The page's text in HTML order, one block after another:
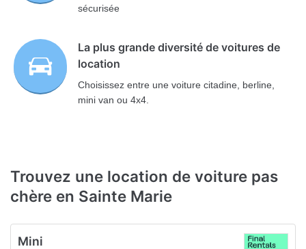
sécurisée
La plus grande diversité de voitures de
location
Choisissez entre une voiture citadine, berline,
mini van ou 4x4.
Trouvez une location de voiture pas
chère en Sainte Marie
Mini